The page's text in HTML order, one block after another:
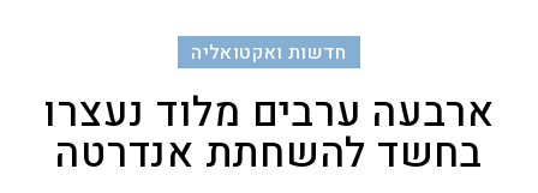
חדשות ואקטואליה
ארבעה ערבים מלוד נעצרו
בחשד להשחתת אנדרטה